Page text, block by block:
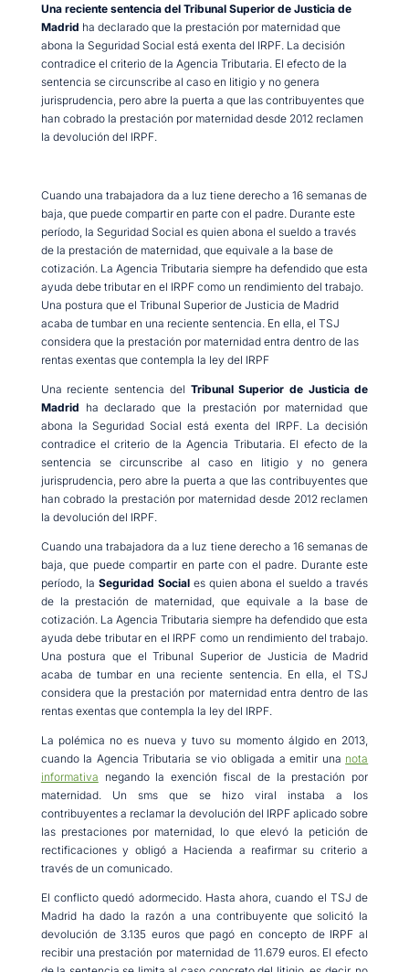
Una reciente sentencia del Tribunal Superior de Justicia de
Madrid ha declarado que la prestación por maternidad que
abona la Seguridad Social está exenta del IRPF. La decisión
contradice el criterio de la Agencia Tributaria. El efecto de la
sentencia se circunscribe al caso en litigio y no genera
jurisprudencia, pero abre la puerta a que las contribuyentes que
han cobrado la prestación por maternidad desde 2012 reclamen
la devolución del IRPF.
Cuando una trabajadora da a luz tiene derecho a 16 semanas de
baja, que puede compartir en parte con el padre. Durante este
período, la Seguridad Social es quien abona el sueldo a través
de la prestación de maternidad, que equivale a la base de
cotización. La Agencia Tributaria siempre ha defendido que esta
ayuda debe tributar en el IRPF como un rendimiento del trabajo.
Una postura que el Tribunal Superior de Justicia de Madrid
acaba de tumbar en una reciente sentencia. En ella, el TSJ
considera que la prestación por maternidad entra dentro de las
rentas exentas que contempla la ley del IRPF
Una reciente sentencia del Tribunal Superior de Justicia de
Madrid ha declarado que la prestación por maternidad que
abona la Seguridad Social está exenta del IRPF. La decisión
contradice el criterio de la Agencia Tributaria. El efecto de la
sentencia se circunscribe al caso en litigio y no genera
jurisprudencia, pero abre la puerta a que las contribuyentes que
han cobrado la prestación por maternidad desde 2012 reclamen
la devolución del IRPF.
Cuando una trabajadora da a luz tiene derecho a 16 semanas de
baja, que puede compartir en parte con el padre. Durante este
período, la Seguridad Sociales quien abona el sueldo a través
de la prestación de maternidad, que equivale a la base de
cotización. La Agencia Tributaria siempre ha defendido que esta
ayuda debe tributar en el IRPF como un rendimiento del trabajo.
Una postura que el Tribunal Superior de Justicia de Madrid
acaba de tumbar en una reciente sentencia. En ella, el TSJ
considera que la prestación por maternidad entra dentro de las
rentas exentas que contempla la ley del IRPF.
La polémica no es nueva y tuvo su momento álgido en 2013,
cuando la Agencia Tributaria se vio obligada a emitir una nota
informativa negando la exención fiscal de la prestación por
maternidad. Un sms que se hizo viral instaba a los
contribuyentes a reclamar la devolución del IRPF aplicado sobre
las prestaciones por maternidad, lo que elevó la petición de
rectificaciones y obligó a Hacienda a reafirmar su criterio a
través de un comunicado.
El conflicto quedó adormecido. Hasta ahora, cuando el TSJ de
Madrid ha dado la razón a una contribuyente que solicitó la
devolución de 3.135 euros que pagó en concepto de IRPF al
recibir una prestación por maternidad de 11.679 euros. El efecto